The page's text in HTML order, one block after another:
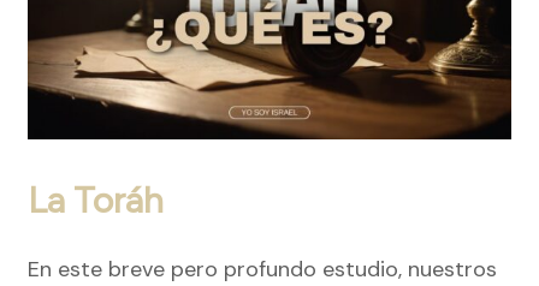
La Toráh
En este breve pero profundo estudio, nuestros